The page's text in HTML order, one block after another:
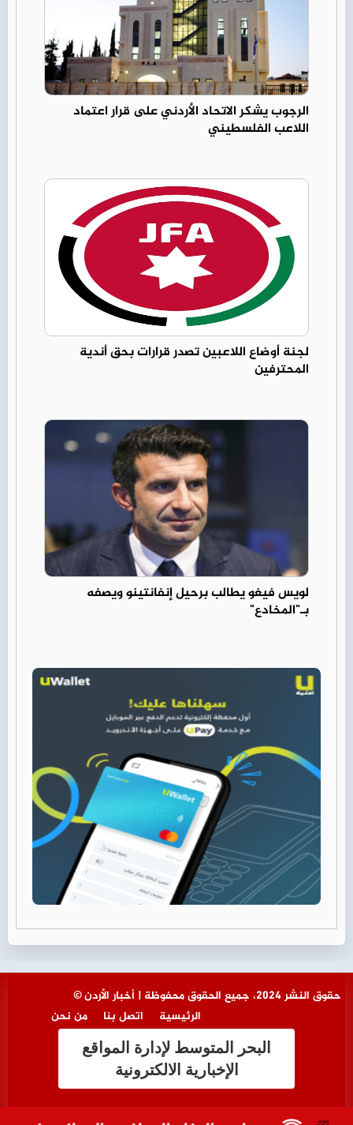
الرجوب يشكر الاتحاد الأردني على قرار اعتماد
اللاعب الفلسطيني
لجنة أوضاع اللاعبين تصدر قرارات بحق أندية
المحترفين
لويس فيغو يطالب برحيل إنفانتينو ويصفه
بـ"المخادع"
© حقوق النشر 2024، جميع الحقوق محفوظة | أخبار الأردن
من نحن
اتصل بنا الرئيسية
البحر المتوسط لإدارة المواقع
الإخبارية الالكترونية